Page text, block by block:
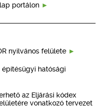
portálon
nyilvános felülete
hatósági
az Eljárási kódex
vonatkozó tervezet